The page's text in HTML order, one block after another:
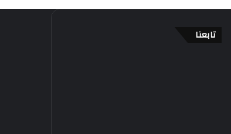
تابعنا